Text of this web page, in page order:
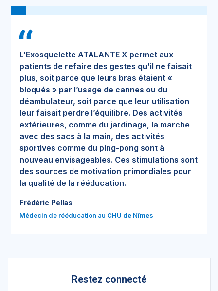
L’Exosquelette ATALANTE X permet aux
patients de refaire des gestes qu’il ne faisait
plus, soit parce que leurs bras étaient «
bloqués » par l’usage de cannes ou du
déambulateur, soit parce que leur utilisation
leur faisait perdre l’équilibre. Des activités
extérieures, comme du jardinage, la marche
avec des sacs à la main, des activités
sportives comme du ping-pong sont à
nouveau envisageables. Ces stimulations sont
des sources de motivation primordiales pour
la qualité de la rééducation.
Frédéric Pellas
Médecin de rééducation au CHU de Nîmes
Restez connecté